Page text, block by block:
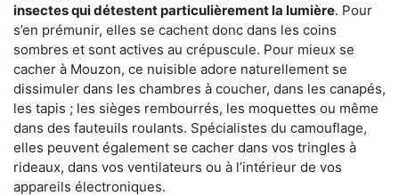
insectes qui détestent particulièrement la lumière. Pour
s’en prémunir, elles se cachent donc dans les coins
sombres et sont actives au crépuscule. Pour mieux se
cacher à Mouzon, ce nuisible adore naturellement se
dissimuler dans les chambres à coucher, dans les canapés,
les tapis ; les sièges rembourrés, les moquettes ou même
dans des fauteuils roulants. Spécialistes du camouflage,
elles peuvent également se cacher dans vos tringles à
rideaux, dans vos ventilateurs ou à l’intérieur de vos
appareils électroniques.